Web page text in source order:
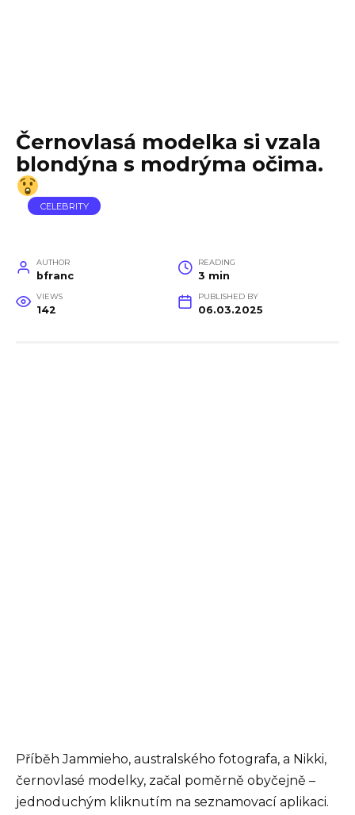
Černovlasá modelka si vzala
blondýna s modrýma očima.
CELEBRITY
AUTHOR
bfranc
READING
3 min
VIEWS
142
PUBLISHED BY
06.03.2025
Příběh Jammieho, australského fotografa, a Nikki,
černovlasé modelky, začal poměrně obyčejně –
jednoduchým kliknutím na seznamovací aplikaci.